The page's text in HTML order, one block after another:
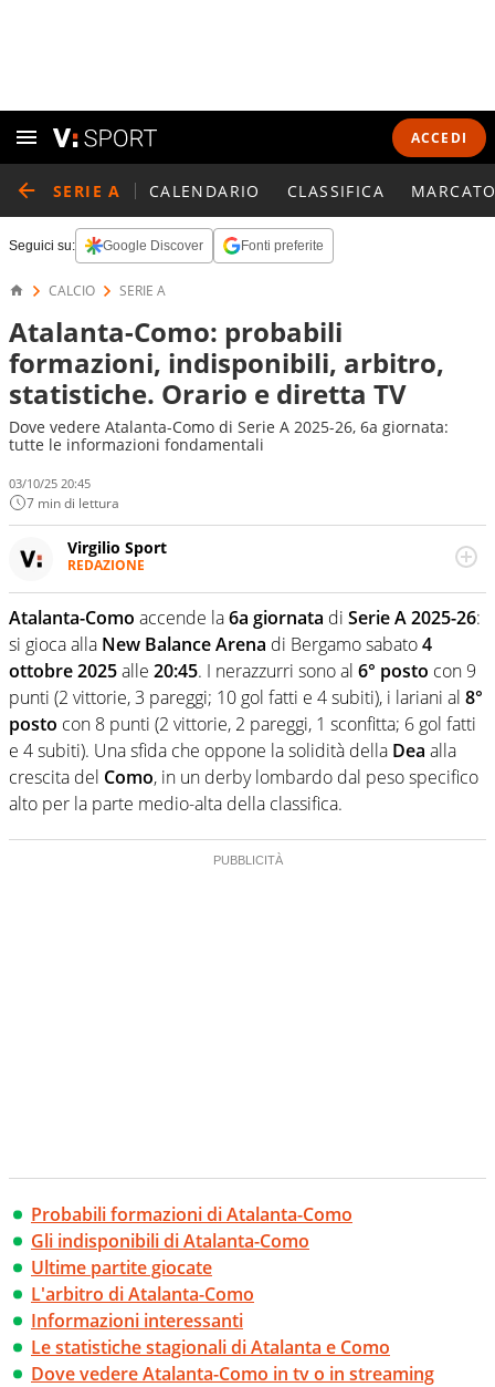
ACCEDI
SERIE A CALENDARIO CLASSIFICA
Seguici su: Google Discover Fonti preferite
CALCIO SERIE A
Atalanta-Como: probabili
formazioni, indisponibili, arbitro,
statistiche. Orario e diretta TV
Dove vedere Atalanta-Como di Serie A 2025-26, 6a giornata:
tutte le informazioni fondamentali
03/10/25 20:45
7 min di lettura
Virgilio Sport
REDAZIONE
appassionato su tutto il mondo dello sport. Calcio,
calciomercato, F1, Motomondiale ma anche tennis,
volley, basket: su Virgilio Sport i tifosi e gli appassionati
sanno che troveranno sempre copertura completa e
zero faziosità. La squadra di Virgilio Sport è formata da
giornalisti ed esperti di sport abili sia nel gioco di
rimessa quando intercettano le notizie e le rilanciano
verso la rete, sia nella costruzione dal basso quando
creano contenuti 100% originali ed esclusivi.
Atalanta-Como accende la6a giornata di Serie A 2025-26:
si gioca alla New Balance Arena di Bergamo sabato4
ottobre 2025alle 20:45. I nerazzurri sono al 6° posto con 9
punti (2 vittorie, 3 pareggi; 10 gol fatti e 4 subiti), i lariani al 8°
posto con 8 punti (2 vittorie, 2 pareggi, 1 sconfitta; 6 gol fatti
e 4 subiti). Una sfida che oppone la solidità della Dea alla
crescita del Como, in un derby lombardo dal peso specifico
alto per la parte medio-alta della classifica.
Probabili formazioni di Atalanta-Como
Gli indisponibili di Atalanta-Como
Ultime partite giocate
L'arbitro di Atalanta-Como
Informazioni interessanti
Le statistiche stagionali di Atalanta e Como
Dove vedere Atalanta-Como in tv o in streaming